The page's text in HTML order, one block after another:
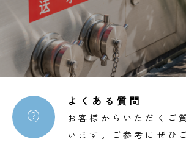

よくある質問
お客様からいただくご
います。ご参考にぜひ